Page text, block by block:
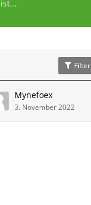
Filter
Mynefoex
3. November 2022